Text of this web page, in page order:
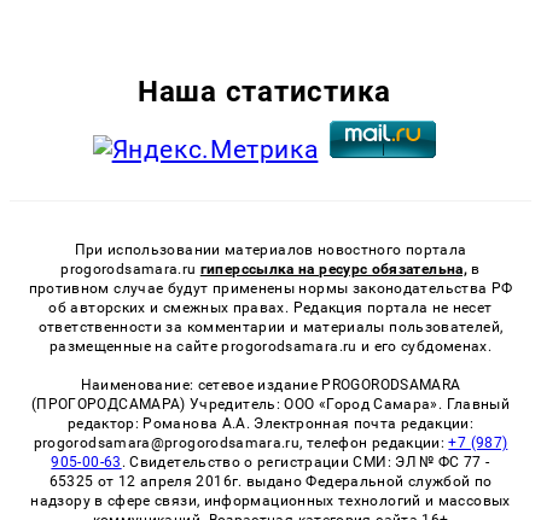
Наша статистика
При использовании материалов новостного портала
progorodsamara.ru гиперссылка на ресурс обязательна, в
противном случае будут применены нормы законодательства РФ
об авторских и смежных правах. Редакция портала не несет
ответственности за комментарии и материалы пользователей,
размещенные на сайте progorodsamara.ru и его субдоменах.
Наименование: сетевое издание PROGORODSAMARA
(ПРОГОРОДСАМАРА) Учредитель: ООО «Город Самара». Главный
редактор: Романова А.А. Электронная почта редакции:
progorodsamara@progorodsamara.ru, телефон редакции:+7 (987)
905-00-63 . Свидетельство о регистрации СМИ: ЭЛ № ФС 77 -
65325 от 12 апреля 2016г. выдано Федеральной службой по
надзору в сфере связи, информационных технологий и массовых